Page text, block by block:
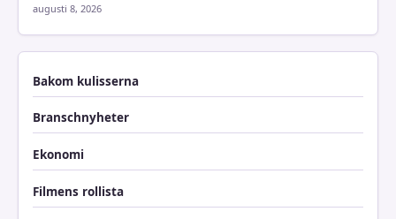
augusti 8, 2026
Bakom kulisserna
Branschnyheter
Ekonomi
Filmens rollista